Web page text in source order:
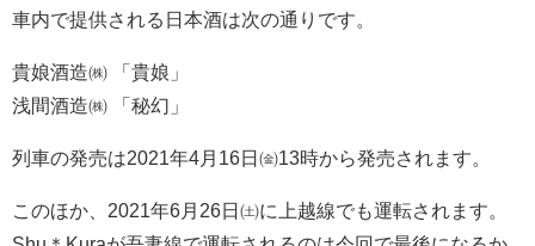
車内で提供される日本酒は次の通りです。
貴娘酒造㈱ 「貴娘」
浅間酒造㈱ 「秘幻」
列車の発売は2021年4月16日㈮13時から発売されます。
このほか、2021年6月26日㈯に上越線でも運転されます。